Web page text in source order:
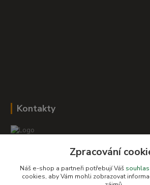
Kontakty
+420 604 278 943
Zpracování
Náš e-shop a partneři potřebují Váš souhlas
cookies, aby Vám mohli zobrazovat